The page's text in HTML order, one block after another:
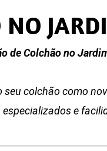
NO
de Colchão no
colchão como
e